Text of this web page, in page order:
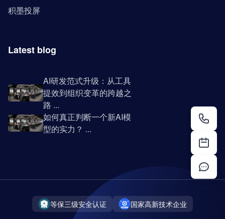
积墨投屏
Latest blog
AI研发范式升级：从工具
提效到组织变革的跨越之
路 ...
如何真正判断一个新AI模
型的实力？ ...
等保三级安全认证 国家高新技术企业